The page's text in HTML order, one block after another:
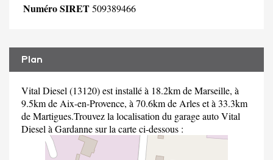
Numéro SIRET509389466
Plan
Vital Diesel (13120) est installé à 18.2km de Marseille, à
9.5km de Aix-en-Provence, à 70.6km de Arles et à 33.3km
de Martigues.Trouvez la localisation du garage auto Vital
Diesel à Gardanne sur la carte ci-dessous :